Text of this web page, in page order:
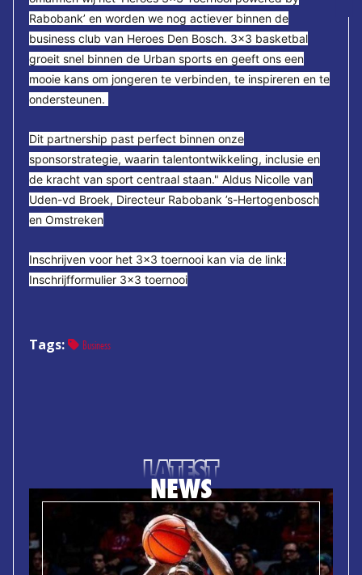
Rabobank’ en worden we nog actiever binnen de
business club van Heroes Den Bosch. 3x3 basketbal
groeit snel binnen de Urban sports en geeft ons een
mooie kans om jongeren te verbinden, te inspireren en te
ondersteunen.
Dit partnership past perfect binnen onze
sponsorstrategie, waarin talentontwikkeling, inclusie en
de kracht van sport centraal staan." Aldus Nicolle van
Uden-vd Broek, Directeur Rabobank ’s-Hertogenbosch
en Omstreken
Inschrijven voor het 3x3 toernooi kan via de link:
Inschrijfformulier 3x3 toernooi
Tags: Business
LATEST
NEWS